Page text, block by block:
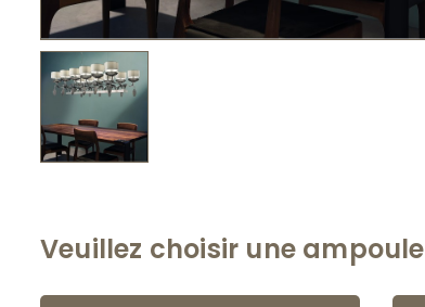
Veuillez choisir une ampoule